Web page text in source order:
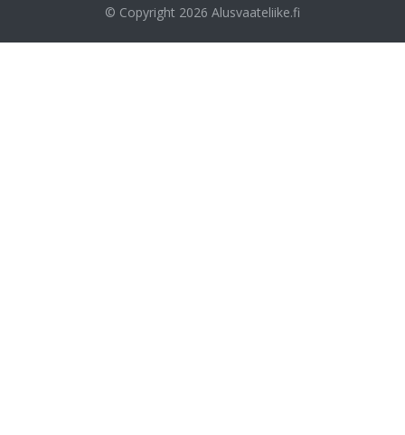
© Copyright 2026 Alusvaateliike.fi